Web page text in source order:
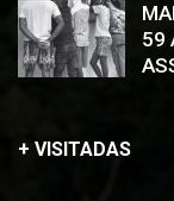
59
+ VISITADAS